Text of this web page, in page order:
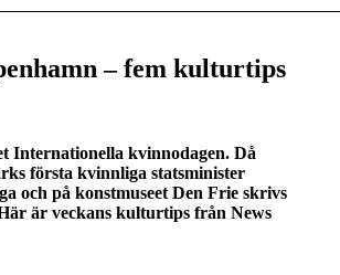
– fem kulturtips
Internationella kvinnodagen. Då
första kvinnliga statsminister
och på konstmuseet Den Frie skrivs
är veckans kulturtips från News